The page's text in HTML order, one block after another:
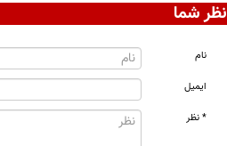
نظر شما
نام
ایمیل
* نظر